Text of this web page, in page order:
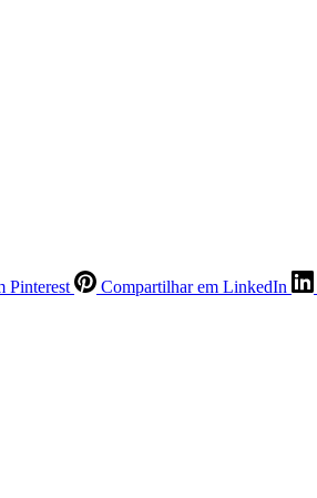
Pinterest Compartilhar em LinkedIn